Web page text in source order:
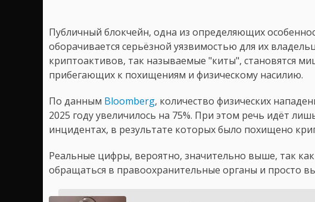
Публичный блокчейн, одна из определяющих
оборачивается серьёзной уязвимостью для их
криптоактивов, так называемые "киты", становятся
прибегающих к похищениям и физическому насилию.
По данным Bloomberg, количество физических
2025 году увеличилось на 75%. При этом речь идёт
инцидентах, в результате которых было похищено
Реальные цифры, вероятно, значительно выше, так
обращаться в правоохранительные органы и просто